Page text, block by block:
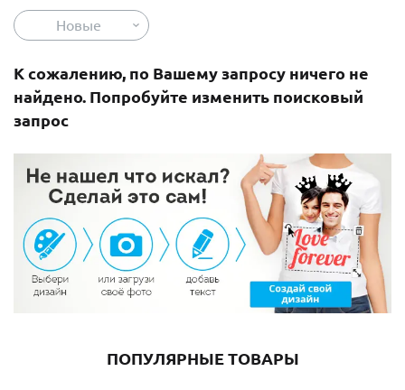
Новые
К сожалению, по Вашему запросу ничего не
найдено. Попробуйте изменить поисковый
запрос
ПОПУЛЯРНЫЕ ТОВАРЫ